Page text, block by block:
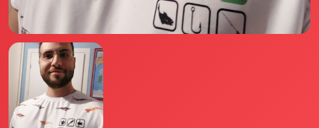
YouTube
Instagram
TikTok